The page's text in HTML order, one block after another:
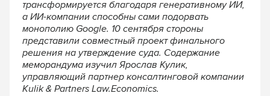
трансформируется благодаря генеративному ИИ,
а ИИ-компании способны сами подорвать
монополию Google. 10 сентября стороны
представили совместный проект финального
решения на утверждение суда. Содержание
меморандума изучил Ярослав Кулик,
управляющий партнер консалтинговой компании
Kulik & Partners Law.Economics.